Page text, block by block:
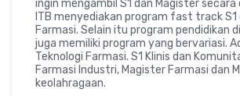
ingin mengambil S1 dan Magister secara
ITB menyediakan program fast track S1
Farmasi. Selain itu program pendidikan
juga memiliki program yang bervariasi.
Teknologi Farmasi. S1 Klinis dan
Farmasi Industri, Magister Farmasi dan
keolahragaan.